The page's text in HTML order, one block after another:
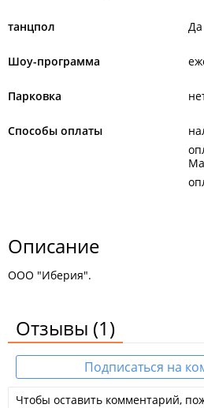
танцпол Да
Шоу-программа
Парковка
Способы оплаты
Описание
ООО "Иберия".
Отзывы (1)
Подписаться на
Чтобы оставить комментарий,